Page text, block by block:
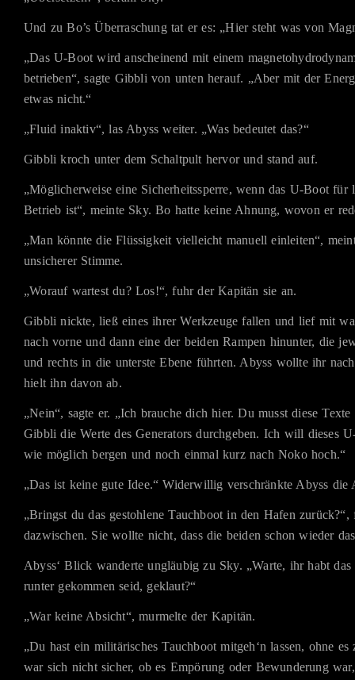
Und zu Bo’s Überraschung tat er es: „Hier steht was von
„Das U-Boot wird anscheinend mit einem
betrieben“, sagte Gibbli von unten herauf. „Aber mit der
etwas nicht.“
„Fluid inaktiv“, las Abyss weiter. „Was bedeutet das?“
Gibbli kroch unter dem Schaltpult hervor und stand auf.
„Möglicherweise eine Sicherheitssperre, wenn das U-Boot für
Betrieb ist“, meinte Sky. Bo hatte keine Ahnung, wovon er
„Man könnte die Flüssigkeit vielleicht manuell einleiten“,
unsicherer Stimme.
„Worauf wartest du? Los!“, fuhr der Kapitän sie an.
Gibbli nickte, ließ eines ihrer Werkzeuge fallen und lief mit
nach vorne und dann eine der beiden Rampen hinunter, die
und rechts in die unterste Ebene führten. Abyss wollte ihr
hielt ihn davon ab.
„Nein“, sagte er. „Ich brauche dich hier. Du musst diese Texte
Gibbli die Werte des Generators durchgeben. Ich will dieses
wie möglich bergen und noch einmal kurz nach Noko hoch.“
„Das ist keine gute Idee.“ Widerwillig verschränkte Abyss die
„Bringst du das gestohlene Tauchboot in den Hafen zurück?“,
dazwischen. Sie wollte nicht, dass die beiden schon wieder
Abyss‘ Blick wanderte ungläubig zu Sky. „Warte, ihr habt
runter gekommen seid, geklaut?“
„War keine Absicht“, murmelte der Kapitän.
„Du hast ein militärisches Tauchboot mitgeh‘n lassen, ohne es
war sich nicht sicher, ob es Empörung oder Bewunderung